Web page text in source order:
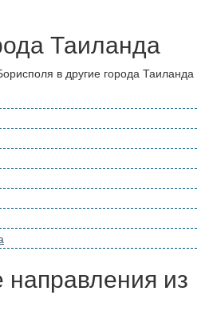
Таиланда
в другие города Таиланда
из